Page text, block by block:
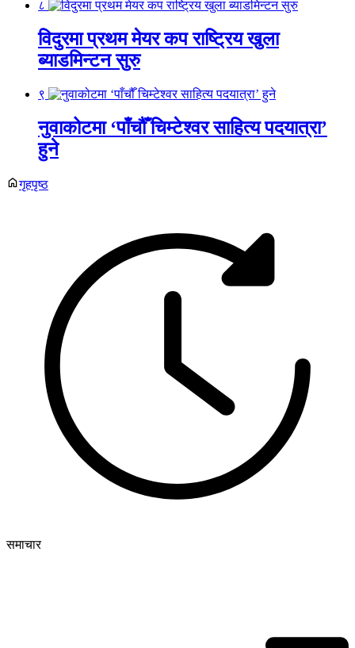
८
विदुरमा प्रथम मेयर कप राष्ट्रिय खुला
ब्याडमिन्टन सुरु
९
नुवाकोटमा ‘पाँचौँ चिम्टेश्वर साहित्य पदयात्रा’
हुने
गृहपृष्ठ
समाचार